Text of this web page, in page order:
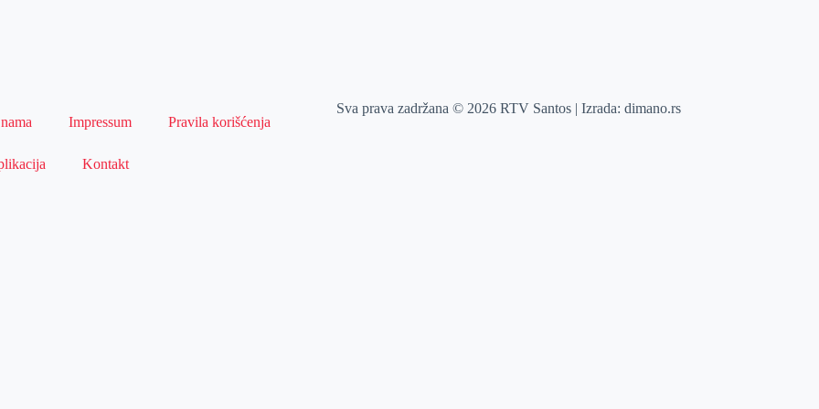
Impressum Pravila korišćenja
Kontakt
Sva prava zadržana © 2026 RTV Santos | Izrada:dimano.rs